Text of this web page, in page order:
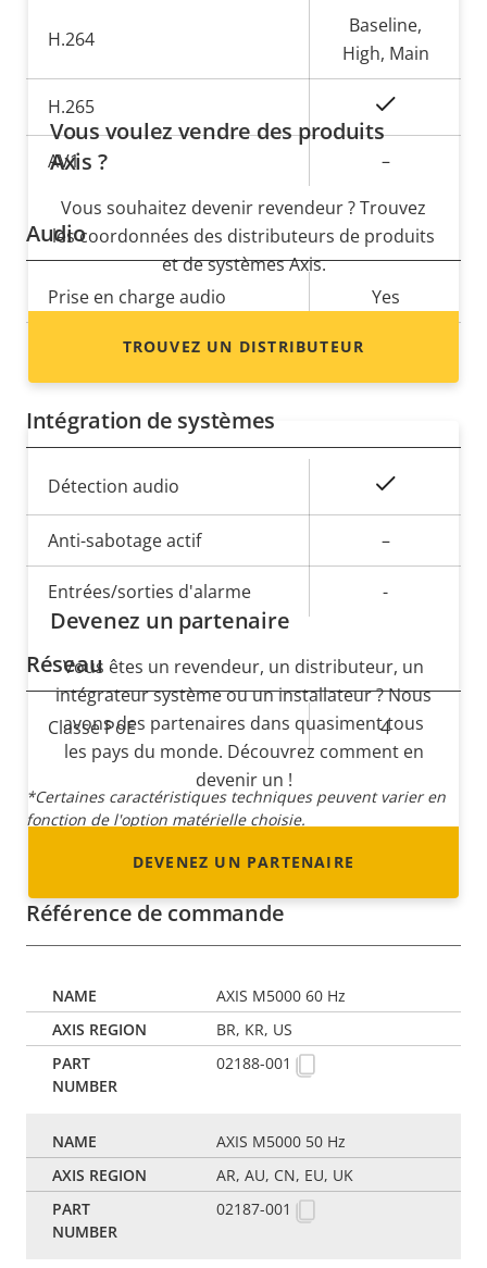
H.264
Baseline,
High, Main
H.265
AV1 –
Audio
Description
Valeur de
propriété
Prise en charge audio Yes
Microphone intégré
Intégration de systèmes
Description
de la
propriété
la
propriété
Détection audio
Anti-sabotage actif –
Entrées/sorties d'alarme -
Réseau
Description
de la
Valeur de
la
propriété
Classe PoE 4
*Certaines caractéristiques techniques peuvent varier en
fonction de l'option matérielle choisie.
Vous voulez vendre des produits
Axis ?
Vous souhaitez devenir revendeur ? Trouvez
les coordonnées des distributeurs de produits
et de systèmes Axis.
TROUVEZ UN DISTRIBUTEUR
Devenez un partenaire
Vous êtes un revendeur, un distributeur, un
intégrateur système ou un installateur ? Nous
avons des partenaires dans quasiment tous
les pays du monde. Découvrez comment en
devenir un !
DEVENEZ UN PARTENAIRE
Référence de commande
AXIS M5000 60 Hz
BR, KR, US
02188-001
AXIS M5000 50 Hz
AR, AU, CN, EU, UK
02187-001